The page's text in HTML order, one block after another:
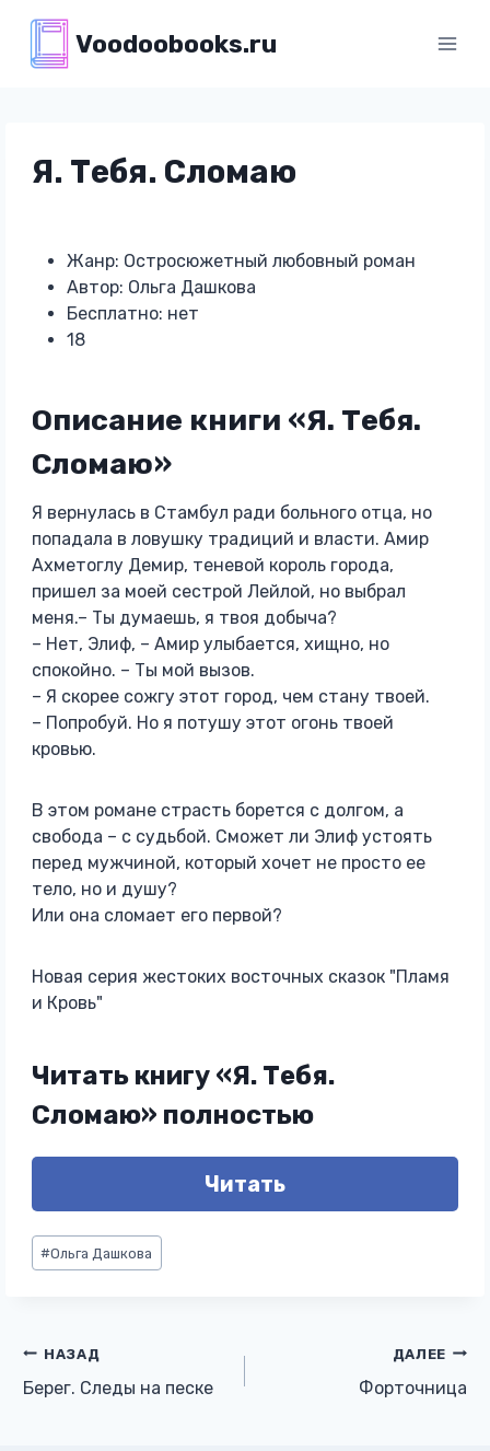
содержимому
Voodoobooks.ru
Я. Тебя. Сломаю
Жанр: Остросюжетный любовный роман
Автор: Ольга Дашкова
Бесплатно: нет
18
Описание книги «Я. Тебя.
Сломаю»
Я вернулась в Стамбул ради больного отца, но
попадала в ловушку традиций и власти. Амир
Ахметоглу Демир, теневой король города,
пришел за моей сестрой Лейлой, но выбрал
меня.– Ты думаешь, я твоя добыча?
– Нет, Элиф, – Амир улыбается, хищно, но
спокойно. – Ты мой вызов.
– Я скорее сожгу этот город, чем стану твоей.
– Попробуй. Но я потушу этот огонь твоей
кровью.
В этом романе страсть борется с долгом, а
свобода – с судьбой. Сможет ли Элиф устоять
перед мужчиной, который хочет не просто ее
тело, но и душу?
Или она сломает его первой?
Новая серия жестоких восточных сказок "Пламя
и Кровь"
Читать книгу «Я. Тебя.
Сломаю» полностью
Читать
Метки
записи:
#Ольга Дашкова
Навигация
по
НАЗАД
Берег. Следы на песке
ДАЛЕЕ
Форточница